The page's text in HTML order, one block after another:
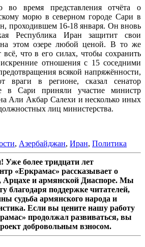
во время представления отчёта о
морю в северном городе Сари в
проходившем 16-18 января. Он вновь
Республика Иран защитит свои
на этом озере любой ценой. В то же
всё, что в его силах, чтобы сохранить
отношения с 15 соседними
всякой напряжённости,
враги в регионе, сказал сенатор
в Сари приняли участие министр
Али Акбар Салехи и несколько иных
лиц министерства.
, Азербайджан, Иран, Политика
более тридцати лет
«Еркрамас» рассказывает о
и армянской Диаспоре. Мы
благодаря поддержке читателей,
судьба армянского народа и
Если вы цените нашу работу
продолжал развиваться, вы
добровольным взносом.